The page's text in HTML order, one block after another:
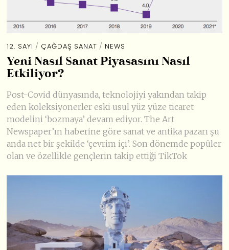
12. SAYI / ÇAĞDAŞ SANAT / NEWS
Yeni Nasıl Sanat Piyasasını Nasıl
Etkiliyor?
Post-Covid dünyasında, teknolojiyi yakından takip
eden koleksiyonerler eski usul yüz yüze ticaret
modelini ‘bozmaya’ devam ediyor. The Art
Newspaper’ın haberine göre sanat ve antika pazarı şu
anda net bir şekilde ‘çevrim içi’. Son dönemde popüler
olan ve özellikle gençlerin takip ettiği TikTok